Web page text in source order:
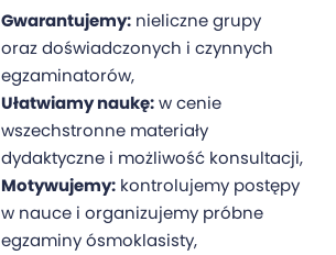
Gwarantujemy: nieliczne grupy
oraz doświadczonych i czynnych
egzaminatorów,
Ułatwiamy naukę:w cenie
wszechstronne materiały
dydaktyczne i możliwość konsultacji,
Motywujemy: kontrolujemy postępy
w nauce i organizujemy próbne
egzaminy ósmoklasisty,